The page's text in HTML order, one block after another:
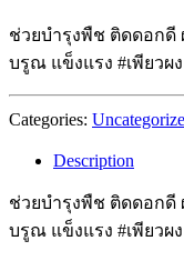
ช่วยบำรุงพืช ติดดอกดี
บรูณ แข็งแรง #เพียวผง
Categories:
Description
ช่วยบำรุงพืช ติดดอกดี
บรูณ แข็งแรง #เพียวผง